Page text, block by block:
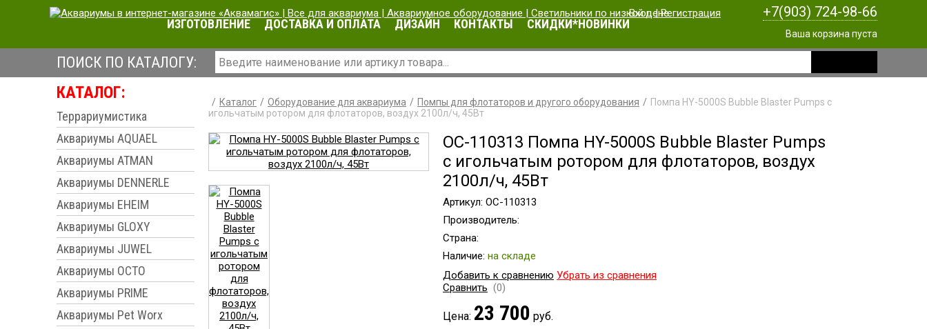
Вход|Регистрация +7(903) 724-98-66
Ваша корзина пуста
ИЗГОТОВЛЕНИЕ ДОСТАВКА И ОПЛАТА ДИЗАЙН КОНТАКТЫ СКИДКИ*НОВИНКИ
ПОИСК ПО КАТАЛОГУ:
КАТАЛОГ:
Террариумистика
Аквариумы AQUAEL
Аквариумы ATMAN
Аквариумы DENNERLE
Аквариумы EHEIM
Аквариумы GLOXY
Аквариумы JUWEL
Аквариумы OCTO
Аквариумы PRIME
Аквариумы Pet Worx
Каталог Оборудование для аквариума Помпы для флотаторов и другого оборудования
Помпа HY-5000S Bubble Blaster Pumps с
игольчатым ротором для флотаторов, воздух 2100л/ч, 45Вт
OC-110313 Помпа HY-5000S Bubble Blaster Pumps
с игольчатым ротором для флотаторов, воздух
2100л/ч, 45Вт
Артикул: OC-110313
Производитель:
Страна:
Наличие: на складе
Добавить к сравнению Убрать из сравнения
Сравнить (0)
Цена: 23 700 руб.